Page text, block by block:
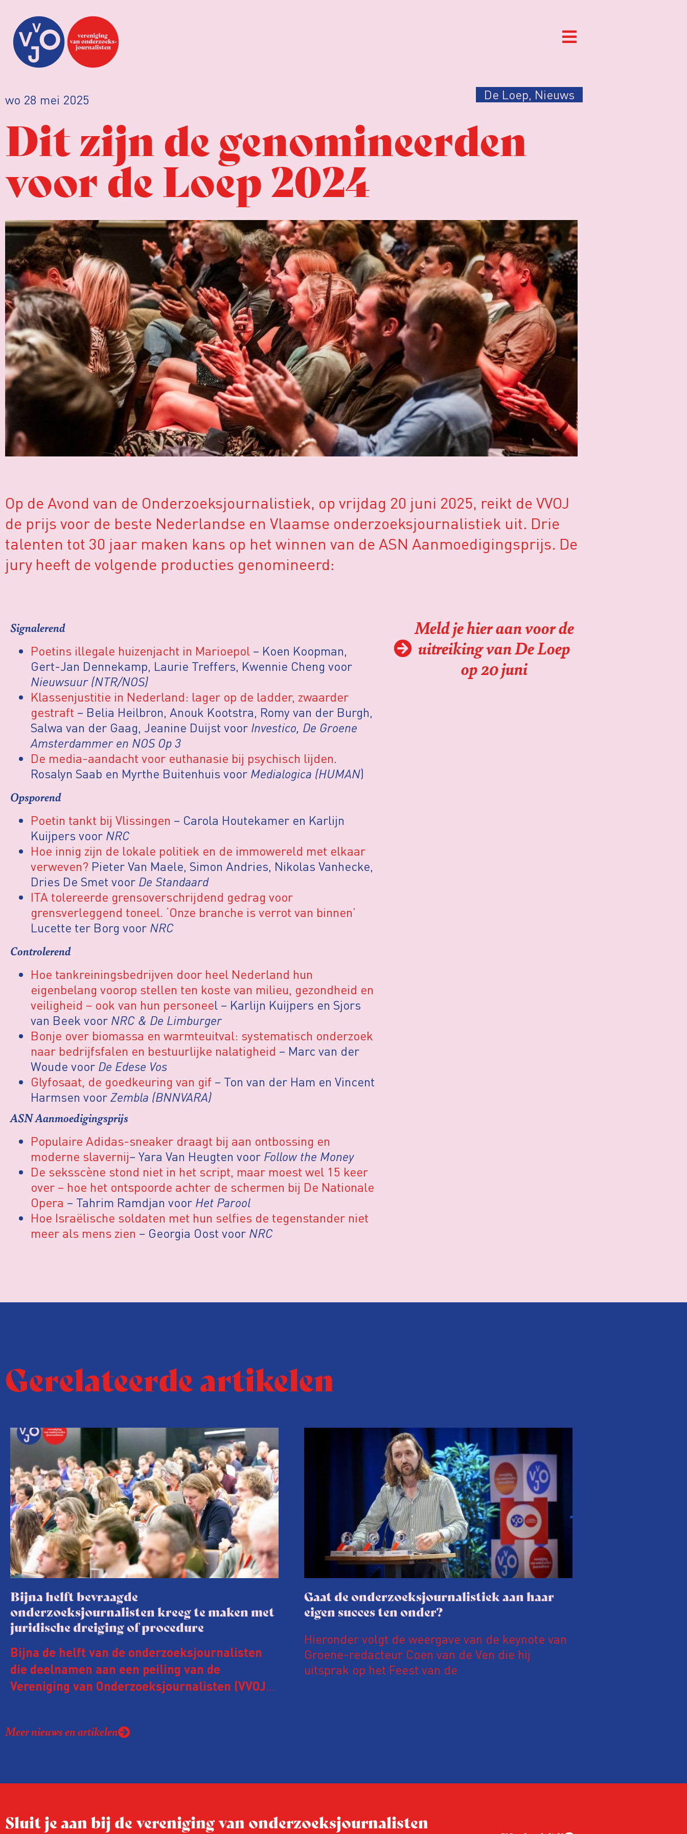
wo 28 mei 2025 De Loep, Nieuws
Dit zijn de genomineerden
voor de Loep 2024
Op de Avond van de Onderzoeksjournalistiek, op vrijdag 20 juni 2025, reikt de VVOJ
de prijs voor de beste Nederlandse en Vlaamse onderzoeksjournalistiek uit. Drie
talenten tot 30 jaar maken kans op het winnen van de ASN Aanmoedigingsprijs. De
jury heeft de volgende producties genomineerd:
Signalerend
Poetins illegale huizenjacht in Marioepol – Koen Koopman,
Gert-Jan Dennekamp, Laurie Treffers, Kwennie Cheng voor
Nieuwsuur (NTR/NOS)
Klassenjustitie in Nederland: lager op de ladder, zwaarder
gestraft – Belia Heilbron, Anouk Kootstra, Romy van der Burgh,
Salwa van der Gaag, Jeanine Duijst voor Investico, De Groene
Amsterdammer en NOS Op 3
De media-aandacht voor euthanasie bij psychisch lijden.
Rosalyn Saab en Myrthe Buitenhuis voor Medialogica (HUMAN)
Opsporend
Poetin tankt bij Vlissingen – Carola Houtekamer en Karlijn
Kuijpers voor NRC
Hoe innig zijn de lokale politiek en de immowereld met elkaar
verweven? Pieter Van Maele, Simon Andries, Nikolas Vanhecke,
Dries De Smet voor De Standaard
ITA tolereerde grensoverschrijdend gedrag voor
grensverleggend toneel. ‘Onze branche is verrot van binnen’
Lucette ter Borg voor NRC
Controlerend
Hoe tankreiningsbedrijven door heel Nederland hun
eigenbelang voorop stellen ten koste van milieu, gezondheid en
veiligheid – ook van hun personeel – Karlijn Kuijpers en Sjors
van Beek voor NRC & De Limburger
Bonje over biomassa en warmteuitval: systematisch onderzoek
naar bedrijfsfalen en bestuurlijke nalatigheid – Marc van der
Woude voor De Edese Vos
Glyfosaat, de goedkeuring van gif – Ton van der Ham en Vincent
Harmsen voorZembla (BNNVARA)
ASN Aanmoedigingsprijs
Populaire Adidas-sneaker draagt bij aan ontbossing en
moderne slavernij– Yara Van Heugten voor Follow the Money
De seksscène stond niet in het script, maar moest wel 15 keer
over – hoe het ontspoorde achter de schermen bij De Nationale
Opera – Tahrim Ramdjan voor Het Parool
Hoe Israëlische soldaten met hun selfies de tegenstander niet
meer als mens zien – Georgia Oost voor NRC
Meld je hier aan voor de
uitreiking van De Loep
op 20 juni
Gerelateerde artikelen
Bijna helft bevraagde
onderzoeksjournalisten kreeg te maken met
juridische dreiging of procedure
Bijna de helft van de onderzoeksjournalisten
die deelnamen aan een peiling van de
Vereniging van Onderzoeksjournalisten (VVOJ)
rond het eigen werk. Dat kost journalisten tijd,
Gaat de onderzoeksjournalistiek aan haar
eigen succes ten onder?
Hieronder volgt de weergave van de keynote van
Groene-redacteur Coen van de Ven die hij
uitsprak op het Feest van de
Hoe moet de journalistiek omgaan met een
Meer nieuws en artikelen
Sluit je aan bij de vereniging van onderzoeksjournalisten